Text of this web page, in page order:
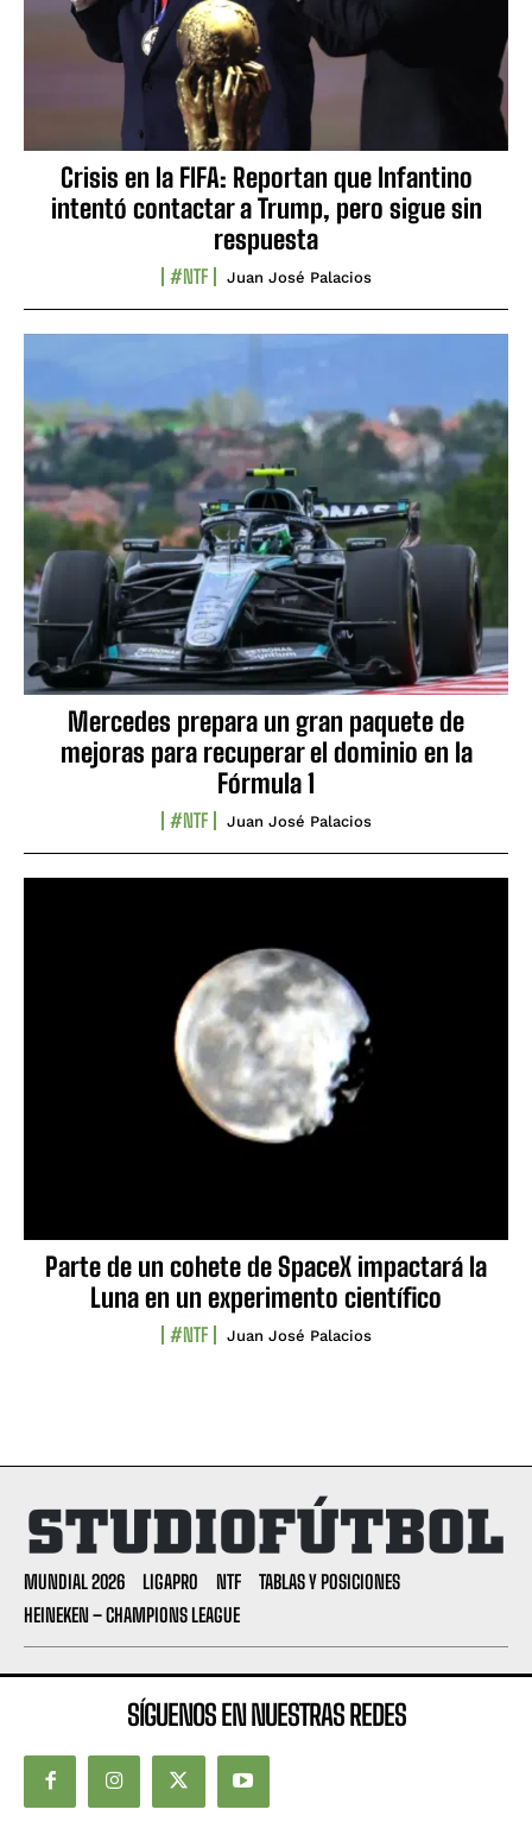
Crisis en la FIFA: Reportan que Infantino
intentó contactar a Trump, pero sigue sin
respuesta
#NTF Juan José Palacios
Mercedes prepara un gran paquete de
mejoras para recuperar el dominio en la
Fórmula 1
#NTF Juan José Palacios
Parte de un cohete de SpaceX impactará la
Luna en un experimento científico
#NTF Juan José Palacios
MUNDIAL 2026 LIGAPRO NTF
TABLAS Y POSICIONES
HEINEKEN – CHAMPIONS LEAGUE
SÍGUENOS EN NUESTRAS REDES